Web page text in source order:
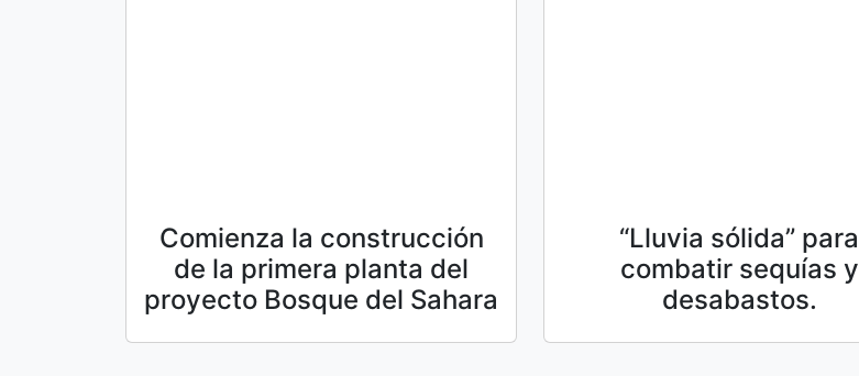
Comienza la construcción
de la primera planta del
proyecto Bosque del Sahara
“Lluvia sólida” para
combatir sequías y
desabastos.